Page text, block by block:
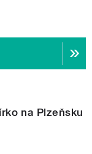
na Plzeňsku